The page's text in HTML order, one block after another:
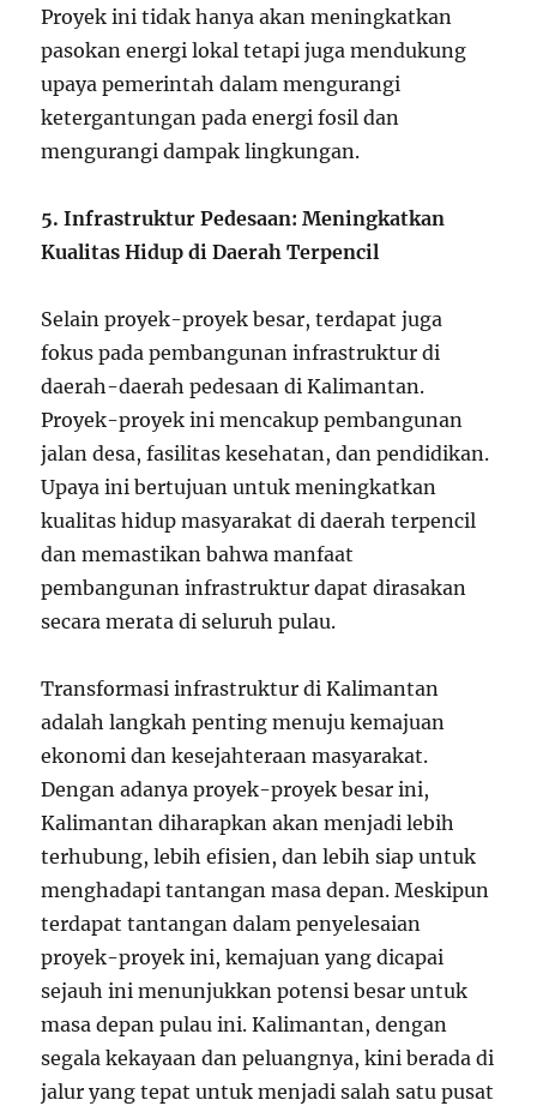
Proyek ini tidak hanya akan meningkatkan
pasokan energi lokal tetapi juga mendukung
upaya pemerintah dalam mengurangi
ketergantungan pada energi fosil dan
mengurangi dampak lingkungan.
5. Infrastruktur Pedesaan: Meningkatkan
Kualitas Hidup di Daerah Terpencil
Selain proyek-proyek besar, terdapat juga
fokus pada pembangunan infrastruktur di
daerah-daerah pedesaan di Kalimantan.
Proyek-proyek ini mencakup pembangunan
jalan desa, fasilitas kesehatan, dan pendidikan.
Upaya ini bertujuan untuk meningkatkan
kualitas hidup masyarakat di daerah terpencil
dan memastikan bahwa manfaat
pembangunan infrastruktur dapat dirasakan
secara merata di seluruh pulau.
Transformasi infrastruktur di Kalimantan
adalah langkah penting menuju kemajuan
ekonomi dan kesejahteraan masyarakat.
Dengan adanya proyek-proyek besar ini,
Kalimantan diharapkan akan menjadi lebih
terhubung, lebih efisien, dan lebih siap untuk
menghadapi tantangan masa depan. Meskipun
terdapat tantangan dalam penyelesaian
proyek-proyek ini, kemajuan yang dicapai
sejauh ini menunjukkan potensi besar untuk
masa depan pulau ini. Kalimantan, dengan
segala kekayaan dan peluangnya, kini berada di
jalur yang tepat untuk menjadi salah satu pusat